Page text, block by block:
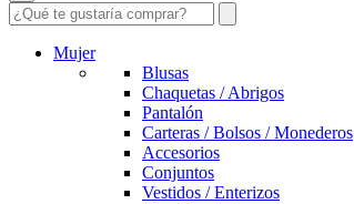
Mujer
Blusas
Chaquetas / Abrigos
Pantalón
Carteras / Bolsos / Monederos
Accesorios
Conjuntos
Vestidos / Enterizos